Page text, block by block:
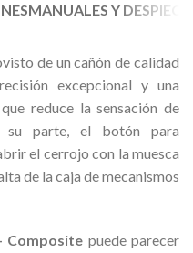
MANUALES Y
de un cañón de calidad
excepcional y una
reduce la sensación de
su parte, el botón para
el cerrojo con la muesca
de la caja de mecanismos
Composite puede parecer